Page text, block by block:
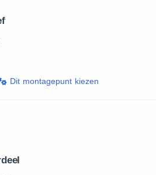
Dit montagepunt kiezen